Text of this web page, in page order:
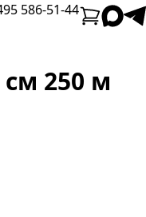
586-51-44
250 м